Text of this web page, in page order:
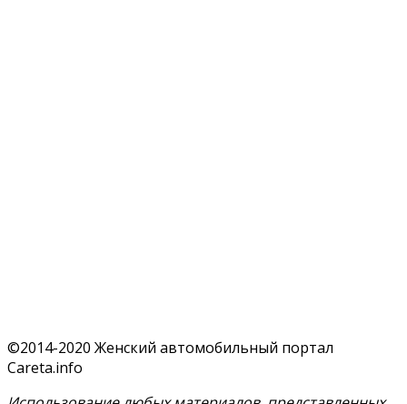
©2014-2020 Женский автомобильный портал
Careta.info